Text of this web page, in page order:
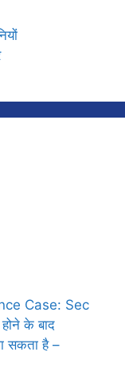
Case: Sec
के बाद
सकता है –